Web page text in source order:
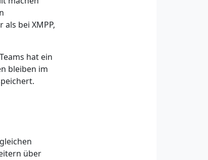
bei XMPP,
hat ein
bleiben im
über